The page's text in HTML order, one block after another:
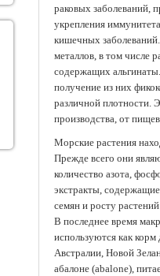
раковых заболеваний,
укрепления
кишечных
металлов, в том числе
содержащих
получение из них
различной плотности.
производства, от
Морские растения
Прежде всего они
количество азота,
экстракты,
семян и росту
В последнее время
используются как
Австралии, Новой
абалоне (abalone),